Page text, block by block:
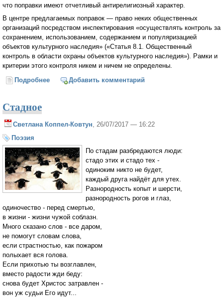
что поправки имеют отчетливый антирелигиозный характер.
В центре предлагаемых поправок — право неких общественных
организаций посредством инспектирования «осуществлять контроль за
сохранением, использованием, содержанием и популяризацией
объектов культурного наследия» («Статья 8.1. Общественный
контроль в области охраны объектов культурного наследия»). Рамки и
критерии этого контроля никем и ничем не определены.
Подробнее о «Культурные» надзиратели и права верующих
Добавить комментарий
Стадное
Светлана Коппел-Ковтун , 26/07/2017 — 16:22
Поэзия
По стадам разбредаются люди:
стадо этих и стадо тех -
одиноким никто не будет,
каждый друга найдёт для утех.
Разнородность копыт и шерсти,
разнородность рогов и глаз,
одиночество - перед смертью,
в жизни - жизни чужой соблазн.
Много сказано слов - все даром,
не помогут словам слова,
если страстностью, как пожаром
полыхает вся голова.
Если прихотью ты возглавлен,
вместо радости жди беду:
снова будет Христос затравлен -
вон уж судьи Его идут...